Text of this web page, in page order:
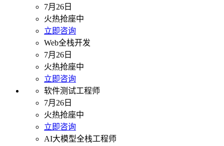
7月26日
火热抢座中
立即咨询
Web全栈开发
7月26日
火热抢座中
立即咨询
软件测试工程师
7月26日
火热抢座中
立即咨询
AI大模型全栈工程师